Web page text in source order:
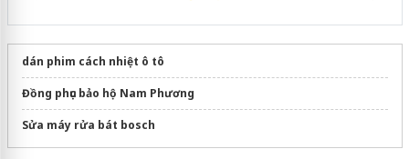
dán phim cách nhiệt ô tô
Đồng phục bảo hộ Nam Phương
Sửa máy rửa bát bosch